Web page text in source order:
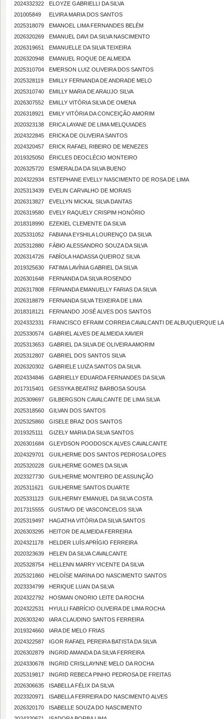
2024332322
ELOYZE GABRIELLI DA SILVA
201005849
ELVIRA MARIA DOS SANTOS
2025318079
EMANOEL LIMA FERNANDES BELÉM
2026320269
EMANUEL DAVI DA SILVA NASCIMENTO
2026319651
EMANUELLE DA SILVA TEIXEIRA
2026320948
EMANUEL ROQUE DE ALMEIDA
2025310704
EMERSON LUIZ OLIVEIRA DOS SANTOS
2025328119
EMILLY FERNANDA DE ANDRADE MELO
2025310740
EMILLY MARIA DE ARAUJO SILVA
2026307552
EMILLY VITÓRIA SILVA DE OMENA
2026318921
EMILY VITÓRIA DA CONCEIÇÃO AMORIM
2020323138
ERICA LAYANE DE LIMA MELQUIADES
2024322845
ERICKA DE OLIVEIRA SANTOS
2024320457
ERICK RAFAEL RIBEIRO DE MENEZES
2019325050
ÉRICLES DEOCLÉCIO MONTEIRO
2026325720
ESMERALDA DA SILVA BUENO
2024322934
ESTEPHANE EVELLY NASCIMENTO DE ROSA DE LIMA
2025313439
EVELIN CARVALHO DE MORAIS
2026313827
EVELLYN MICKAL SILVA DANTAS
2026319580
EVELY RAQUELY CRISPIM HONÓRIO
2018318990
EZEKIEL CLEMENTE DA SILVA
2025331052
FABIANA EYSHILA LOURENÇO DA SILVA
2025312880
FÁBIO ALESSANDRO SOUZA DA SILVA
2026314726
FABÍOLA HADASSA QUEIROZ SILVA
2019325630
FATIMA LAVÍNIA GABRIEL DA SILVA
2026301648
FERNANDA DA SILVA ROSENDO
2026317808
FERNANDA EMANUELLY FARIAS DA SILVA
2026318879
FERNANDA SILVA TEIXEIRA DE LIMA
2018318121
FERNANDO JOSÉ ALVES DOS SANTOS
2024332331
FRANCISCO EFRAIM CORREIA CAVALCANTI DE ALBUQUERQUE
2025330574
GABRIEL ALVES DE ALMEIDA XAVIER
2025313653
GABRIEL DA SILVA DE OLIVEIRA AMORIM
2025312807
GABRIEL DOS SANTOS SILVA
2026320302
GABRIELE LUIZA SANTOS DA SILVA
2024334846
GABRIELLY EDUARDA FERNANDES DA SILVA
2017315401
GESSYKA BEATRIZ BARBOSA SOUSA
2025309697
GILBERGSON CAVALCANTE DE LIMA SILVA
2025318560
GILVAN DOS SANTOS
2025325860
GISELE BRAZ DOS SANTOS
2019325111
GIZELY MARIA DA SILVA SANTOS
2026301684
GLEYDSON POODOSCK ALVES CAVALCANTE
2024329701
GUILHERME DOS SANTOS PEDROSA LOPES
2025320228
GUILHERME GOMES DA SILVA
2023327730
GUILHERME MONTEIRO DE ASSUNÇÃO
2025311621
GUILHERME SANTOS DUARTE
2025331123
GUILHERMY EMANUEL DA SILVA COSTA
2017315555
GUSTAVO DE VASCONCELOS SILVA
2025319497
HAGATHA VITÓRIA DA SILVA SANTOS
2026303295
HEITOR DE ALMEIDA FERREIRA
2024321178
HELDER LUÍS APRÍGIO FERREIRA
2020323639
HELEN DA SILVA CAVALCANTE
2025328754
HELLENN MARRY VICENTE DA SILVA
2025321860
HELOÍSE MARINA DO NASCIMENTO SANTOS
2023334799
HERIQUE LUAN DA SILVA
2024322792
HOSMAN ONORIO LEITE DA ROCHA
2024322531
HYULLI FABRÍCIO OLIVEIRA DE LIMA ROCHA
2026303240
IARA CLAUDINO SANTOS FERREIRA
2019324660
IARA DE MELO FRIAS
2024322587
IGOR RAFAEL PEREIRA BATISTA DA SILVA
2026302879
INGRID AMANDA DA SILVA FERREIRA
2024330678
INGRID CRISLLAYNNE MELO DA ROCHA
2025319817
INGRID REBECA PINHO PEDROSA DE FREITAS
2026306635
ISABELLA FÉLIX DA SILVA
2023320971
ISABELLA FERREIRA DO NASCIMENTO ALVES
2026320170
ISABELLE SOUZA DO NASCIMENTO